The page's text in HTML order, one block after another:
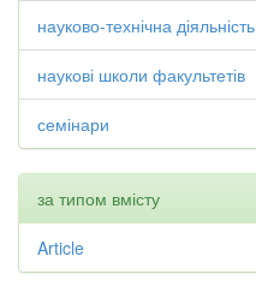
науково-технічна діяльність
наукові школи факультетів
семінари
за типом вмісту
Article